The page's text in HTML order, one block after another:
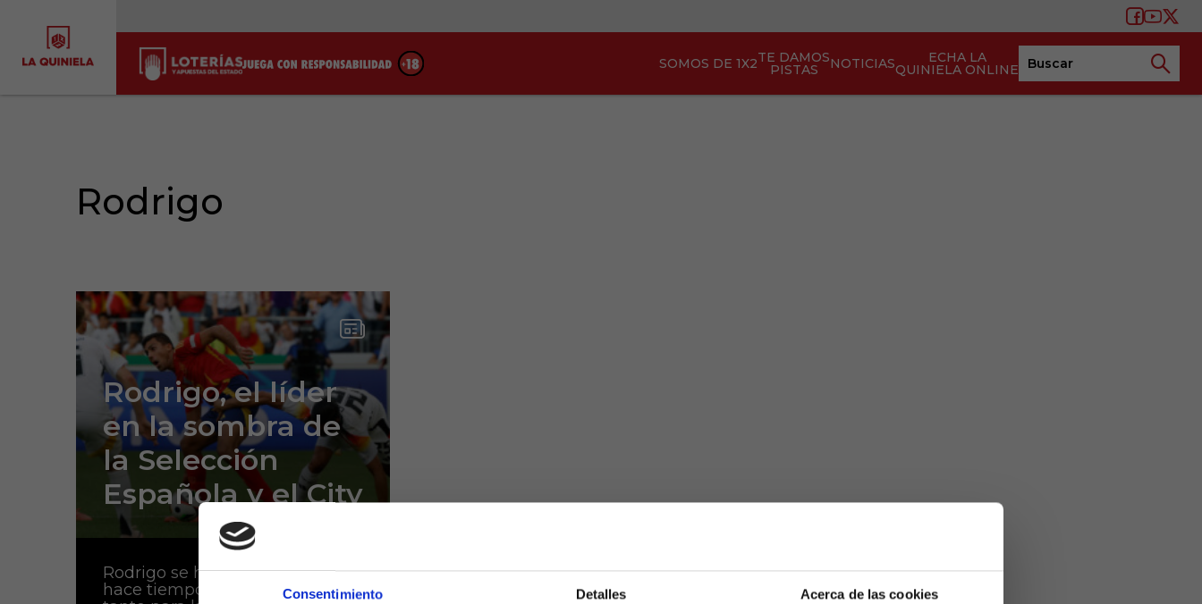
Consentimiento Detalles Acerca de las cookies
SOMOS DE 1X2TE DAMOS
PISTAS NOTICIAS ECHA LA
QUINIELA ONLINE
Rodrigo
Rodrigo, el líder
en la sombra de
la Selección
Española y el City
Rodrigo se ha convertido desde
hace tiempo en una pieza clave